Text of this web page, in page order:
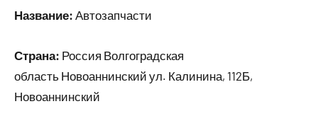
Название: Автозапчасти
Страна: Россия Волгоградская
область Новоаннинский ул. Калинина, 112Б,
Новоаннинский